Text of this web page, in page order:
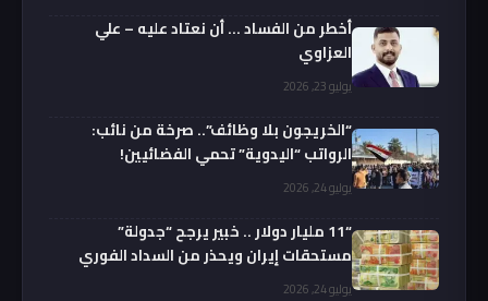
أخطر من الفساد … أن نعتاد عليه – علي
العزاوي
يوليو 23, 2026
“الخريجون بلا وظائف”.. صرخة من نائب:
الرواتب “اليدوية” تحمي الفضائيين!
يوليو 24, 2026
“11 مليار دولار .. خبير يرجح “جدولة”
مستحقات إيران ويحذر من السداد الفوري
يوليو 24, 2026